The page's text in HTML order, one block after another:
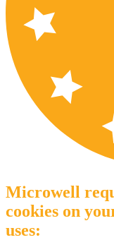
Microwell
cookies on
uses: